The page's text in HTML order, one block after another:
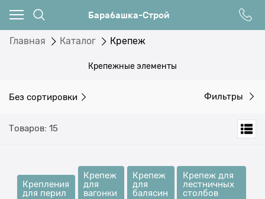
Барабашка-Строй
Главная Каталог Крепеж
Крепежные элементы
Без сортировки Фильтры
Товаров: 15
Крепления
для перил
Крепеж
для
вагонки
Крепеж
для
балясин
Крепеж для
лестничных
столбов